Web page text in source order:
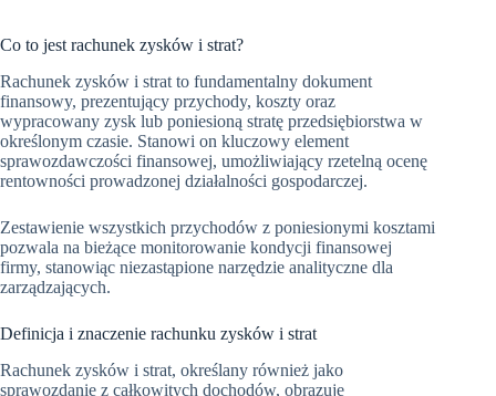
Co to jest rachunek zysków i strat?
Rachunek zysków i strat to fundamentalny dokument
finansowy, prezentujący przychody, koszty oraz
wypracowany zysk lub poniesioną stratę przedsiębiorstwa w
określonym czasie. Stanowi on kluczowy element
sprawozdawczości finansowej, umożliwiający rzetelną ocenę
rentowności prowadzonej działalności gospodarczej.
Zestawienie wszystkich przychodów z poniesionymi kosztami
pozwala na bieżące monitorowanie kondycji finansowej
firmy, stanowiąc niezastąpione narzędzie analityczne dla
zarządzających.
Definicja i znaczenie rachunku zysków i strat
Rachunek zysków i strat, określany również jako
sprawozdanie z całkowitych dochodów, obrazuje